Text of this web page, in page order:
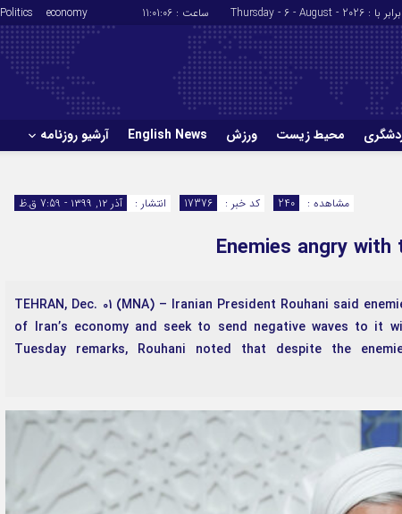
برابر با : Thursday - 6 - August - 2026 ساعت : 11:01:07
economy
Politics
محیط زیست ورزش English News آرشیو روزنامه
ورزش English News
انتشار :
آذر ۱۲, ۱۳۹۹ - 7:59 ق.ظ کد خبر : 17376 مشاهده : 240
Enemies angry
TEHRAN, Dec. 01 (MNA) – Iranian President Rouhani said
of Iran’s economy and seek to send negative waves to it
Tuesday remarks, Rouhani noted that despite the